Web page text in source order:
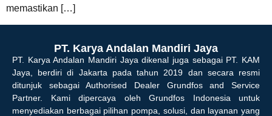
memastikan […]
PT. Karya Andalan Mandiri Jaya
PT. Karya Andalan Mandiri Jaya dikenal juga sebagai PT. KAM
Jaya, berdiri di Jakarta pada tahun 2019 dan secara resmi
ditunjuk sebagai Authorised Dealer Grundfos and Service
Partner. Kami dipercaya oleh Grundfos Indonesia untuk
menyediakan berbagai pilihan pompa, solusi, dan layanan yang